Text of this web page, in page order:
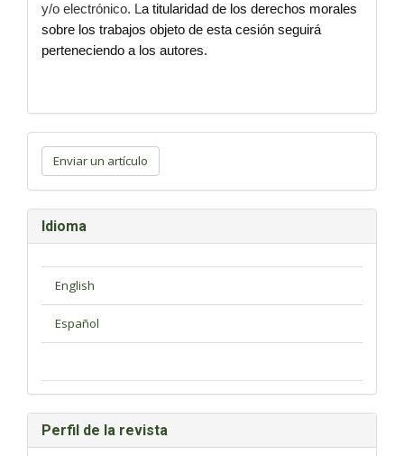
y/o electrónico. La titularidad de los derechos morales
sobre los trabajos objeto de esta cesión seguirá
perteneciendo a los autores.
Enviar
un
artículo
Enviar un artículo
Idioma
Perfil de la revista